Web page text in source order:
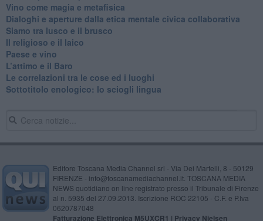
​Vino come magia e metafisica
Dialoghi e aperture dalla etica mentale civica collaborativa
Siamo tra lusco e il brusco
Il religioso e il laico
​Paese e vino
L’attimo e il Baro
Le correlazioni tra le cose ed i luoghi
​Sottotitolo enologico: lo sciogli lingua
Editore Toscana Media Channel srl - Via Dei Martelli, 8 - 50129
FIRENZE - info@toscanamediachannel.it. TOSCANA MEDIA
NEWS quotidiano on line registrato presso il Tribunale di Firenze
al n. 5935 del 27.09.2013. Iscrizione ROC 22105 - C.F. e P.Iva
0620787048
Fatturazione Elettronica M5UXCR1 | Privacy Nielsen